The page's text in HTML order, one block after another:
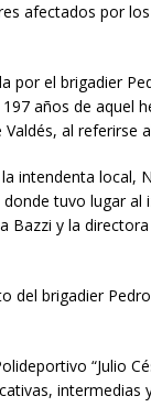
afectados por
por el brigadier
años de aquel
al referirse
intendenta local,
tuvo lugar al
y la
del brigadier
“Julio
intermedias